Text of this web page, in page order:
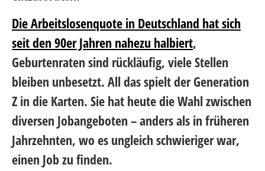
Die Arbeitslosenquote in Deutschland hat sich
seit den 90er Jahren nahezu halbiert,
Geburtenraten sind rückläufig, viele Stellen
bleiben unbesetzt. All das spielt der Generation
Z in die Karten. Sie hat heute die Wahl zwischen
diversen Jobangeboten – anders als in früheren
Jahrzehnten, wo es ungleich schwieriger war,
einen Job zu finden.